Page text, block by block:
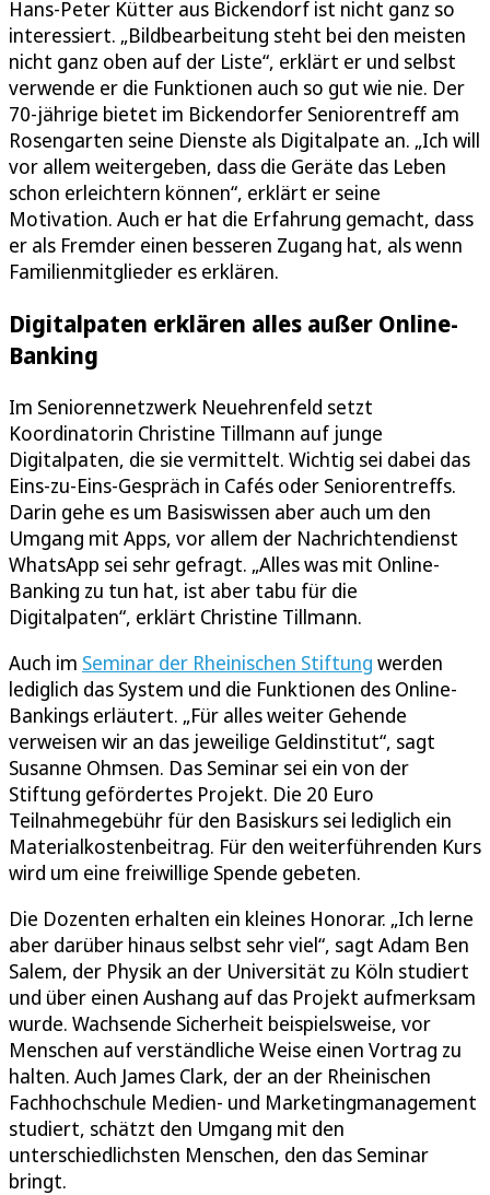
Hans-Peter Kütter aus Bickendorf ist nicht ganz so
interessiert. „Bildbearbeitung steht bei den meisten
nicht ganz oben auf der Liste“, erklärt er und selbst
verwende er die Funktionen auch so gut wie nie. Der
70-jährige bietet im Bickendorfer Seniorentreff am
Rosengarten seine Dienste als Digitalpate an. „Ich will
vor allem weitergeben, dass die Geräte das Leben
schon erleichtern können“, erklärt er seine
Motivation. Auch er hat die Erfahrung gemacht, dass
er als Fremder einen besseren Zugang hat, als wenn
Familienmitglieder es erklären.
Digitalpaten erklären alles außer Online-
Banking
Im Seniorennetzwerk Neuehrenfeld setzt
Koordinatorin Christine Tillmann auf junge
Digitalpaten, die sie vermittelt. Wichtig sei dabei das
Eins-zu-Eins-Gespräch in Cafés oder Seniorentreffs.
Darin gehe es um Basiswissen aber auch um den
Umgang mit Apps, vor allem der Nachrichtendienst
WhatsApp sei sehr gefragt. „Alles was mit Online-
Banking zu tun hat, ist aber tabu für die
Digitalpaten“, erklärt Christine Tillmann.
Auch im Seminar der Rheinischen Stiftung werden
lediglich das System und die Funktionen des Online-
Bankings erläutert. „Für alles weiter Gehende
verweisen wir an das jeweilige Geldinstitut“, sagt
Susanne Ohmsen. Das Seminar sei ein von der
Stiftung gefördertes Projekt. Die 20 Euro
Teilnahmegebühr für den Basiskurs sei lediglich ein
Materialkostenbeitrag. Für den weiterführenden Kurs
wird um eine freiwillige Spende gebeten.
Die Dozenten erhalten ein kleines Honorar. „Ich lerne
aber darüber hinaus selbst sehr viel“, sagt Adam Ben
Salem, der Physik an der Universität zu Köln studiert
und über einen Aushang auf das Projekt aufmerksam
wurde. Wachsende Sicherheit beispielsweise, vor
Menschen auf verständliche Weise einen Vortrag zu
halten. Auch James Clark, der an der Rheinischen
Fachhochschule Medien- und Marketingmanagement
studiert, schätzt den Umgang mit den
unterschiedlichsten Menschen, den das Seminar
bringt.